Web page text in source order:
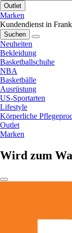
Outlet
Marken
Kundendienst in
Suchen
Neuheiten
Bekleidung
Basketballschuhe
NBA
Basketbälle
Ausrüstung
US-Sportarten
Lifestyle
Körperliche
Outlet
Marken
Wird zum